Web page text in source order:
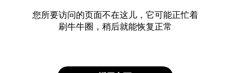
您所要访问的页面不在这儿，它可能正忙着
刷牛牛圈，稍后就能恢复正常